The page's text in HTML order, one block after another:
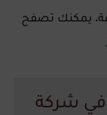
يمكنك تصفح
.
في شركة